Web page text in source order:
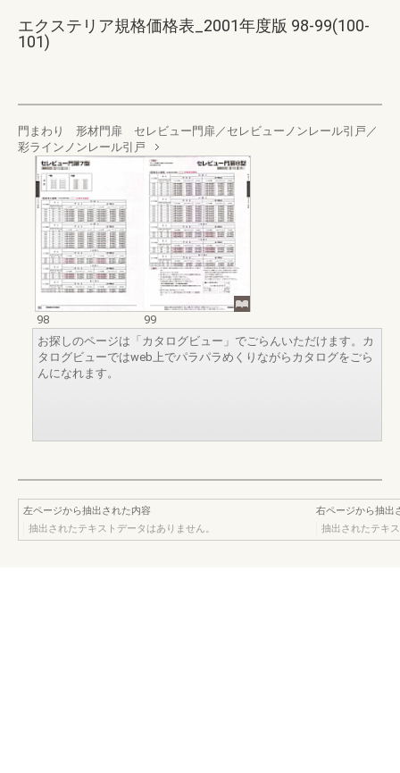
エクステリア規格価格表_2001年度版 98-99(100-
101)
門まわり 形材門扉 セレビュー門扉／セレビューノンレール引戸／
彩ラインノンレール引戸
98
99
お探しのページは「カタログビュー」でごらんいただけます。カ
タログビューではweb上でパラパラめくりながらカタログをごら
んになれます。
左ページから抽出された内容
抽出されたテキストデータはありません。
右ページから抽出
抽出されたテキ